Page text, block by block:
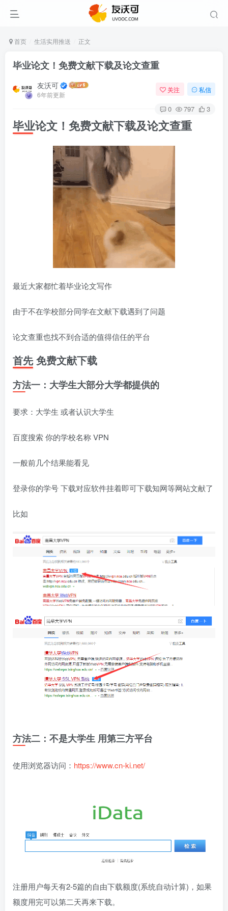
首页 生活实用推送 正文
毕业论文！免费文献下载及论文查重
友沃可
6年前更新
关注 私信
0 797 3
毕业论文！免费文献下载及论文查重
最近大家都忙着毕业论文写作
由于不在学校部分同学在文献下载遇到了问题
论文查重也找不到合适的值得信任的平台
首先 免费文献下载
方法一： 大学生大部分大学都提供的
要求：大学生 或者认识大学生
百度搜索 你的学校名称 VPN
一般前几个结果能看见
登录你的学号 下载对应软件挂着即可下载知网等网站文献了
比如
方法二： 不是大学生 用第三方平台
使用浏览器访问： https://www.cn-ki.net/
注册用户每天有2-5篇的自由下载额度(系统自动计算)，如果
额度用完可以第二天再来下载。